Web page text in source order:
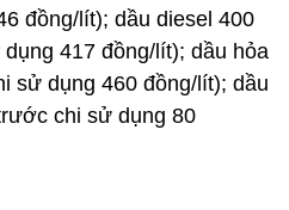
đồng/lít); dầu diesel 400
417 đồng/lít); dầu hỏa
sử dụng 460 đồng/lít); dầu
chi sử dụng 80